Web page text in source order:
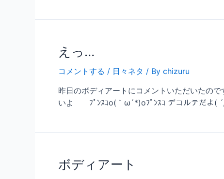
えっ…
コメントする / 日々ネタ / By chizuru
昨日のボディアートにコメントいただいたの
いよ ﾌﾟﾝｽｺo(｀ω´*)oﾌﾟﾝｽｺ デコルテだよ(
ボディアート